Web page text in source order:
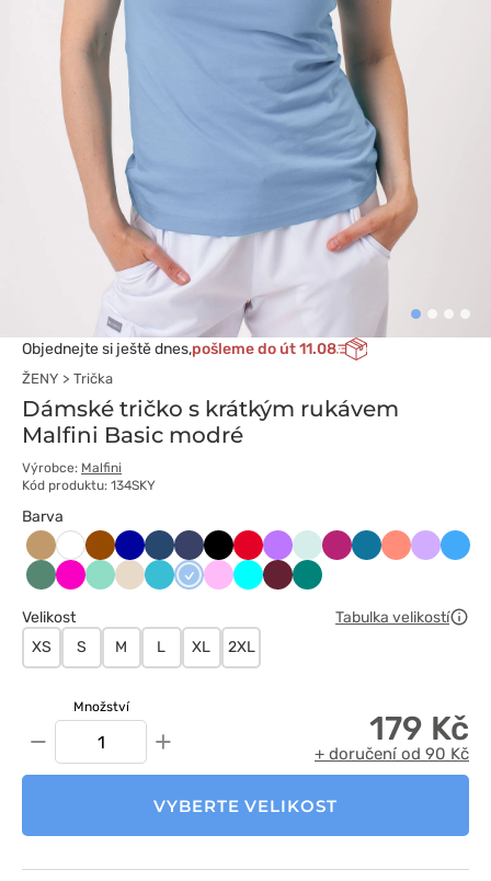
Objednejte si ještě dnes,pošleme do út 11.08
ŽENY Trička
Dámské tričko s krátkým rukávem
Malfini Basic modré
Výrobce: Malfini
Kód produktu: 134SKY
Barva
Beżowy
Biały BrązowyChabrowy
Ciemnoniebieski
Ciemny
granat
CzarnyCzerwony
Fioletowy
Frost fuksjaKaraibskiKoralowy
Light Malinowy
MiętowyMigdałowy
MorskiNiebieskiRóżowyTurkusWiśniowy
Zielony
Velikost
Tabulka velikostí
XS
S M L XL 2XL
Množství
− + 179 Kč
+ doručení od 90 Kč
VYBERTE VELIKOST